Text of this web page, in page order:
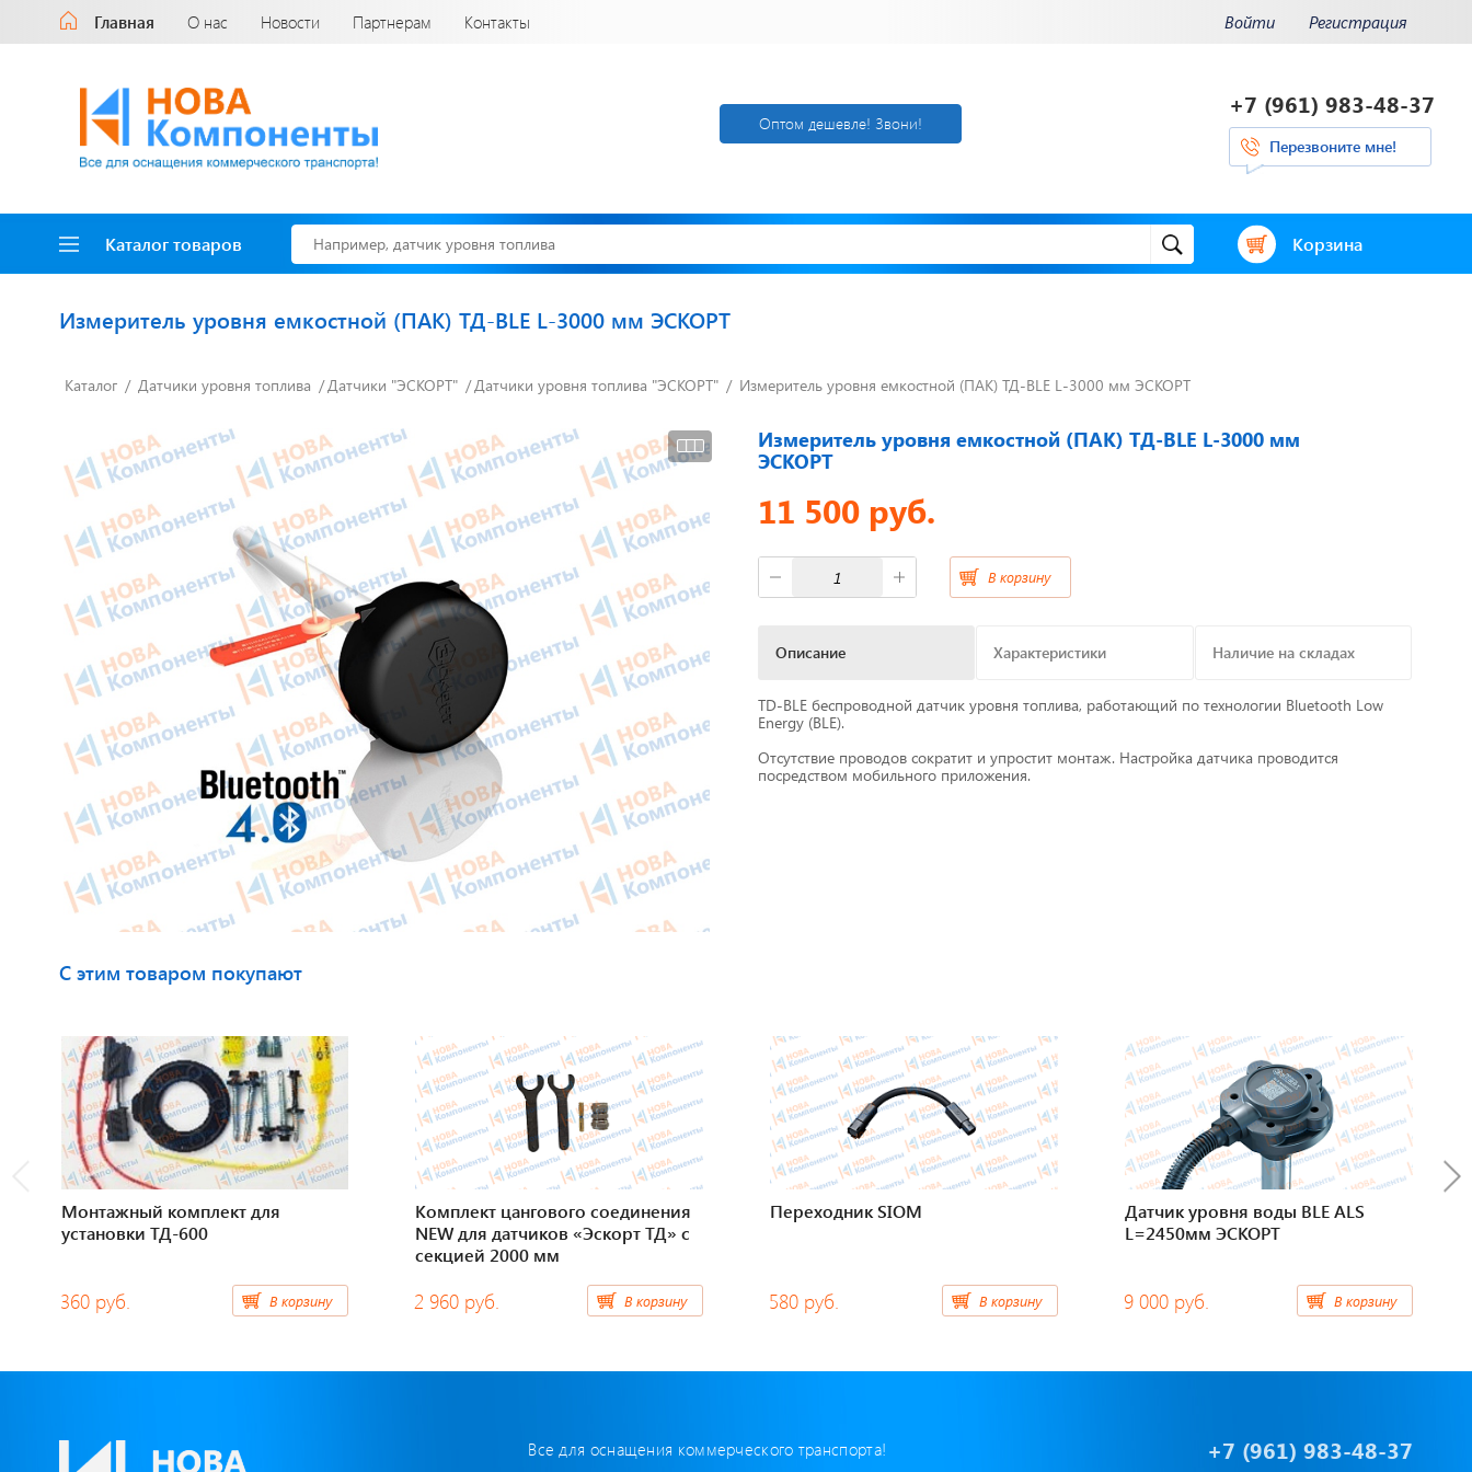
Главная О нас Новости Партнерам Контакты Войти Регистрация
Оптом дешевле! Звони!
+7 (961) 983-48-37
Перезвоните мне!
Каталог товаров Корзина
Доставка до двери
с нами выгодно
Открылся новый
Новгород
Акции. Скидки.
Узнать подробнее... вопросы
Приборные панели
Распродажа
Видеонаблюдение на транспорте
GPS и ГЛОНАСС трекеры
Датчики уровня топлива
Блоки СКЗИ (НКМ)
Тахографы
Элементы питания
GPS/GSM Антенны
Автоклимат
Датчики скорости
Картриджи для принтеров
этикеток
Переходники, оси датчиков
Бумага для тахографа
Картридеры для смарт-карт
Изоляционные материалы,гофра
Перчатки / Инструмент / Герметик
Измеритель уровня емкостной (ПАК) ТД-BLE L-3000 мм ЭСКОРТ
Каталог Датчики уровня топлива Датчики "ЭСКОРТ" Датчики уровня топлива "ЭСКОРТ" Измеритель уровня емкостной (ПАК) ТД-BLE L-3000 мм ЭСКОРТ
Измеритель уровня емкостной (ПАК) ТД-BLE L-3000 мм
ЭСКОРТ
11 500 руб.
В корзину
Описание Характеристики Наличие на складах
TD-BLE беспроводной датчик уровня топлива, работающий по технологии Bluetooth Low
Energy (BLE).
Отсутствие проводов сократит и упростит монтаж. Настройка датчика проводится
посредством мобильного приложения.
С этим товаром покупают
Монтажный комплект для
установки ТД-600
360 руб. В корзину
Комплект цангового соединения
NEW для датчиков «Эскорт ТД» с
секцией 2000 мм
2 960 руб. В корзину
Переходник SIOM
580 руб. В корзину
Датчик уровня воды BLE ALS
L=2450мм ЭСКОРТ
9 000 руб. В корзину
Все для оснащения коммерческого транспорта! +7 (961) 983-48-37